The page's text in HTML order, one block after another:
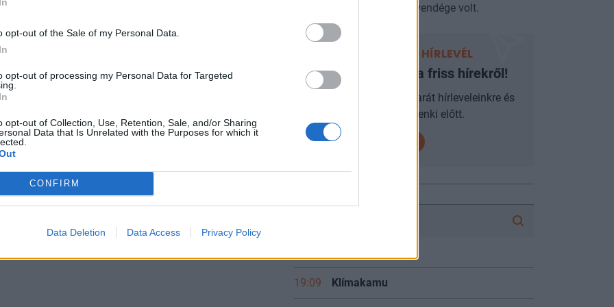
opt-out of the Sale of my Personal Data.
opt-out of processing my Personal Data for Targeted
opt-out of Collection, Use, Retention, Sale, and/or Sharing
Data that Is Unrelated with the Purposes for which it
CONFIRM
Data Deletion Data Access Privacy Policy
a kormány: újabb magyar kórházakban indul
milliárdos mentőakció a hőség miatt
a hűtőrendszerek korszerűsítését célzó program
Zsolt szerint.
az amerikai munkaerőpiac, ami már
is átírta
egyre jobban árazta a szigorítást.
A miniszter az Alapvetés vendége volt.
PORTFOLIO HÍRLEVÉL
Ne maradjon le a friss hírekről!
Iratkozzon fel mobilbarát hírleveleinkre és
járjon mindenki előtt.
19:09 Klímakamu